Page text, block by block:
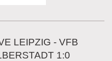
LEIPZIG - VFB
1:0